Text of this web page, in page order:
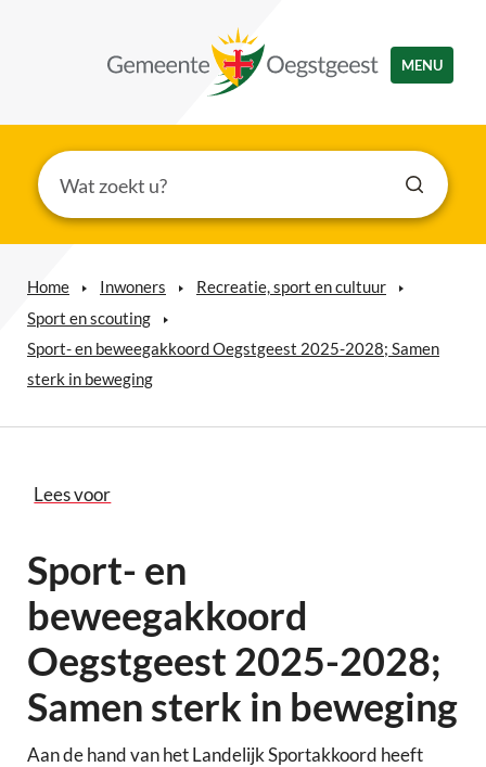
MENU
Home Inwoners
Recreatie, sport en cultuur
Sport en scouting
Sport- en beweegakkoord Oegstgeest 2025-2028; Samen
sterk in beweging
Lees voor
Sport- en
beweegakkoord
Oegstgeest 2025-2028;
Samen sterk in beweging
Aan de hand van het Landelijk Sportakkoord heeft